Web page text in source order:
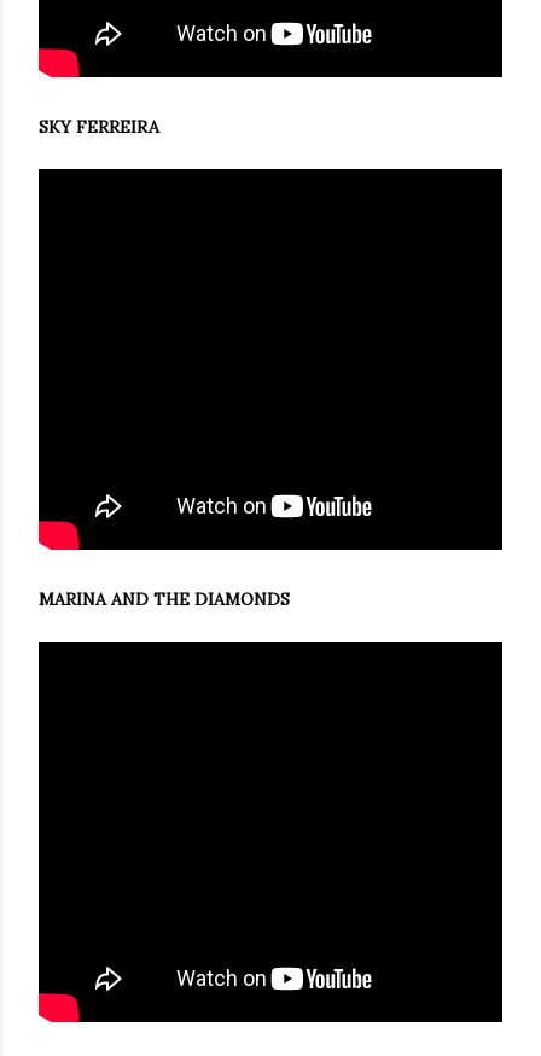
SKY FERREIRA
MARINA AND THE DIAMONDS